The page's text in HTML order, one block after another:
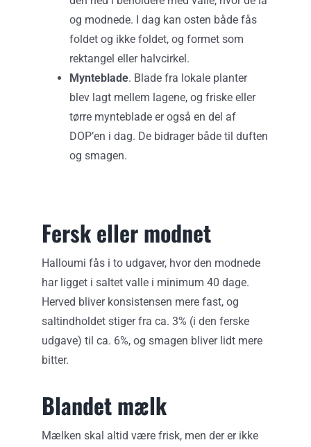
og modnede. I dag kan osten både fås
foldet og ikke foldet, og formet som
rektangel eller halvcirkel.
Mynteblade. Blade fra lokale planter
blev lagt mellem lagene, og friske eller
tørre mynteblade er også en del af
DOP’en i dag. De bidrager både til duften
og smagen.
Fersk eller modnet
Halloumi fås i to udgaver, hvor den modnede
har ligget i saltet valle i minimum 40 dage.
Herved bliver konsistensen mere fast, og
saltindholdet stiger fra ca. 3% (i den ferske
udgave) til ca. 6%, og smagen bliver lidt mere
bitter.
Blandet mælk
Mælken skal altid være frisk, men der er ikke